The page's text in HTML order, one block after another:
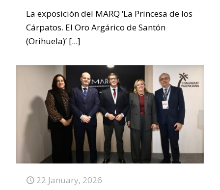
La exposición del MARQ ‘La Princesa de los
Cárpatos. El Oro Argárico de Santón
(Orihuela)’ [...]
22 January, 2026